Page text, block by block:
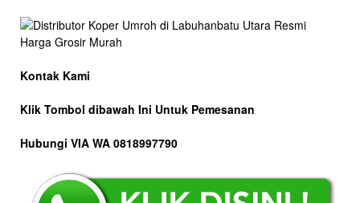
Kontak Kami
Klik Tombol dibawah Ini Untuk Pemesanan
Hubungi VIA WA 0818997790